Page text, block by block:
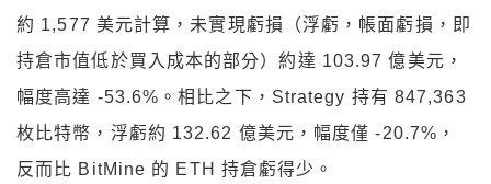
約 1,577 美元計算，未實現虧損（浮虧，帳面虧損，即
持倉市值低於買入成本的部分）約達 103.97 億美元，
幅度高達 -53.6%。相比之下，Strategy 持有 847,363
枚比特幣，浮虧約 132.62 億美元，幅度僅 -20.7%，
反而比 BitMine 的 ETH 持倉虧得少。